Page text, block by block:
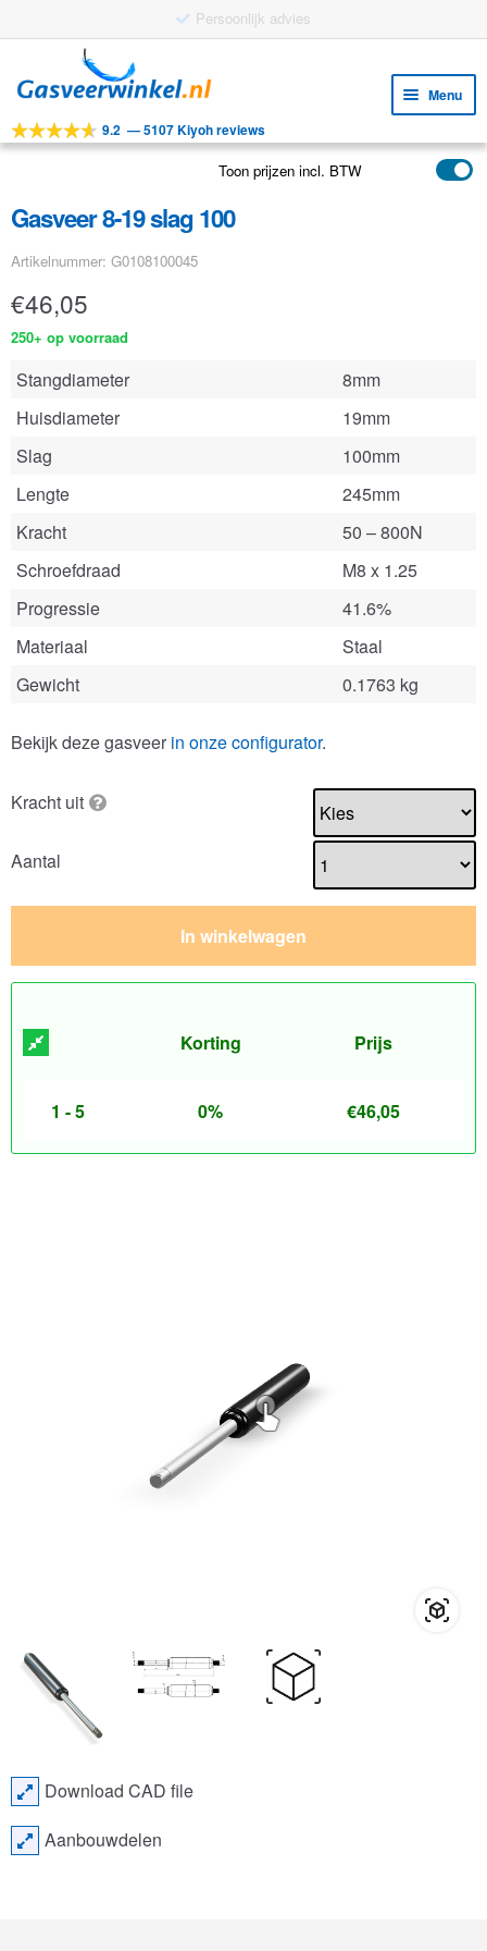
door
navigatie
naar
inhoud
Menu
Tools
Toepassingen
Klantenservice
FAQ
9.2 —5107 Kiyoh reviews
Toon prijzen incl. BTW
Gasveer 8-19 slag 100
Artikelnummer: G0108100045
€46,05
250+ op voorraad
Stangdiameter
8mm
Huisdiameter
19mm
Slag
100mm
Lengte
245mm
Kracht
50 – 800N
Schroefdraad
M8 x 1.25
Progressie
41.6%
Materiaal
Staal
Gewicht
0.1763 kg
Bekijk deze gasveer in onze configurator.
Kracht uit
Aantal
In winkelwagen
Korting Prijs
1 - 5 0% €46,05
Download CAD file
Aanbouwdelen